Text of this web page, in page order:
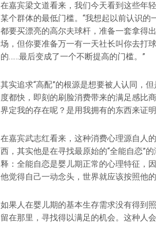
在嘉宾梁文道看来，我们今天看到这些年
某个群体的最低门槛。“我想起以前认识
都要买漂亮的高尔夫球杆，准备一套拿得
场，但你要准备万一有一天社长叫你去打
的……最后变成了一个不断提高的门槛。”
其实追求“高配”的根源是想要被人认同，
度都快，即刻的刷脸消费带来的满足感比
界定我的存在呢？是用我拥有的东西来证
在嘉宾武志红看来，这种消费心理源自人
西，其实他是在寻找最原始的“全能自恋”
释：全能自恋是婴儿期正常的心理特征，
他觉得自己一动念头，世界就应该按照他
如果人在婴儿期的基本生存需求没有得到
留在那里，寻找得以满足的机会。这种人